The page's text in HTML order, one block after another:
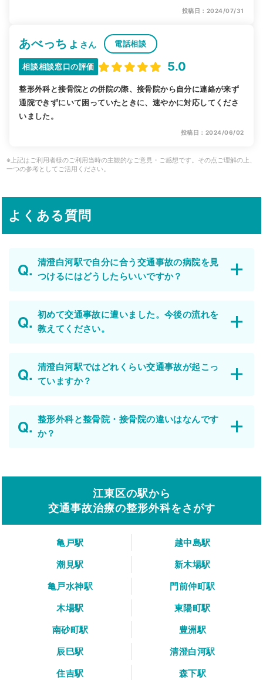
投稿日：2024/07/31
あべっちょ さん 電話相談
相談相談窓口の評価 5.0
整形外科と接骨院との併院の際、接骨院から自分に連絡が来ず
通院できずにいて困っていたときに、速やかに対応してくださ
いました。
投稿日：2024/06/02
※上記はご利用者様のご利用当時の主観的なご意見・ご感想です。その点ご理解の上、
一つの参考としてご活用ください。
よくある質問
清澄白河駅で自分に合う交通事故の病院を見
つけるにはどうしたらいいですか？
初めて交通事故に遭いました。今後の流れを
教えてください。
清澄白河駅ではどれくらい交通事故が起こっ
ていますか？
整形外科と整骨院・接骨院の違いはなんです
か？
江東区の駅から
交通事故治療の整形外科をさがす
亀戸駅
越中島駅
潮見駅
新木場駅
亀戸水神駅
門前仲町駅
木場駅
東陽町駅
南砂町駅
豊洲駅
辰巳駅
清澄白河駅
住吉駅
森下駅